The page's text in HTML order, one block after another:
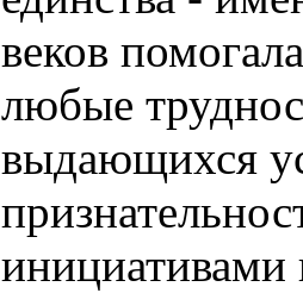
веков
любые
выдающихся